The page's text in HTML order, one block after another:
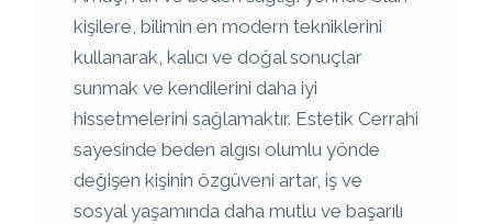
kişilere, bilimin en modern tekniklerini
kullanarak, kalıcı ve doğal sonuçlar
sunmak ve kendilerini daha iyi
hissetmelerini sağlamaktır. Estetik Cerrahi
sayesinde beden algısı olumlu yönde
değişen kişinin özgüveni artar, iş ve
sosyal yaşamında daha mutlu ve başarılı